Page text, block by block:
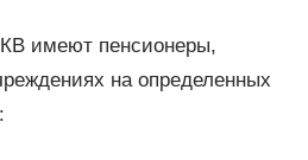
имеют пенсионеры,
на определенных